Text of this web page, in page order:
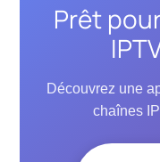
Prêt
Découvrez une
chaînes